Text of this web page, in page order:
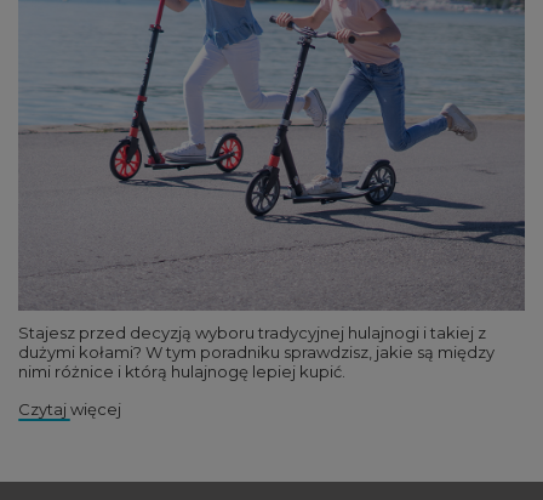
Stajesz przed decyzją wyboru tradycyjnej hulajnogi i takiej z
dużymi kołami? W tym poradniku sprawdzisz, jakie są między
nimi różnice i którą hulajnogę lepiej kupić.
Czytaj więcej